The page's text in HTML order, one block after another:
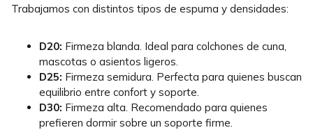
Trabajamos con distintos tipos de espuma y densidades:
D20: Firmeza blanda. Ideal para colchones de cuna,
mascotas o asientos ligeros.
D25: Firmeza semidura. Perfecta para quienes buscan
equilibrio entre confort y soporte.
D30: Firmeza alta. Recomendado para quienes
prefieren dormir sobre un soporte firme.